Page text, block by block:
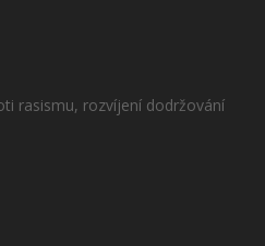
rasismu, rozvíjení dodržování